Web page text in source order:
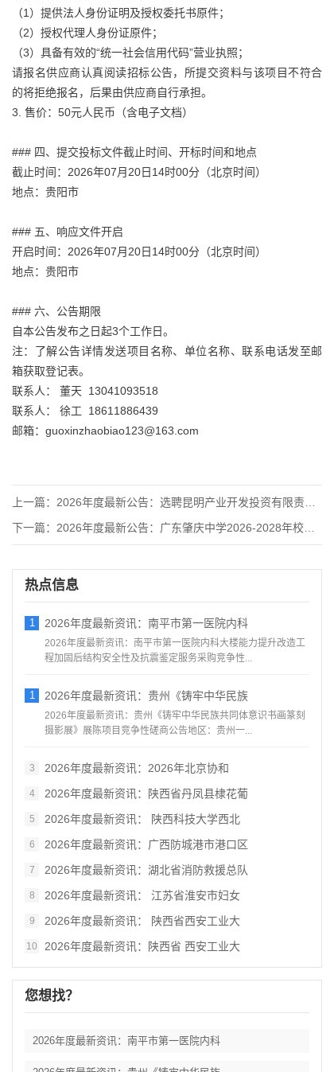
（1）提供法人身份证明及授权委托书原件；
（2）授权代理人身份证原件；
（3）具备有效的“统一社会信用代码”营业执照；
请报名供应商认真阅读招标公告，所提交资料与该项目不符合
的将拒绝报名，后果由供应商自行承担。
3. 售价：50元人民币（含电子文档）
### 四、提交投标文件截止时间、开标时间和地点
截止时间：2026年07月20日14时00分（北京时间）
地点：贵阳市
### 五、响应文件开启
开启时间：2026年07月20日14时00分（北京时间）
地点：贵阳市
### 六、公告期限
自本公告发布之日起3个工作日。
注：了解公告详情发送项目名称、单位名称、联系电话发至邮
箱获取登记表。
联系人： 董天 13041093518
联系人： 徐工 18611886439
邮箱：guoxinzhaobiao123@163.com
上一篇： 2026年度最新公告：选聘昆明产业开发投资有限责任公司 20
下一篇： 2026年度最新公告：广东肇庆中学2026-2028年校园文
热点信息
1 2026年度最新资讯：南平市第一医院内科
2026年度最新资讯：南平市第一医院内科大楼能力提升改造工
程加固后结构安全性及抗震鉴定服务采购竞争性...
1 2026年度最新资讯：贵州《铸牢中华民族
2026年度最新资讯：贵州《铸牢中华民族共同体意识书画篆刻
摄影展》展陈项目竞争性磋商公告地区：贵州一...
3 2026年度最新资讯：2026年北京协和
4 2026年度最新资讯：陕西省丹凤县棣花葡
5 2026年度最新资讯： 陕西科技大学西北
6 2026年度最新资讯：广西防城港市港口区
7 2026年度最新资讯：湖北省消防救援总队
8 2026年度最新资讯： 江苏省淮安市妇女
9 2026年度最新资讯： 陕西省西安工业大
10 2026年度最新资讯：陕西省 西安工业大
您想找？
2026年度最新资讯：南平市第一医院内科